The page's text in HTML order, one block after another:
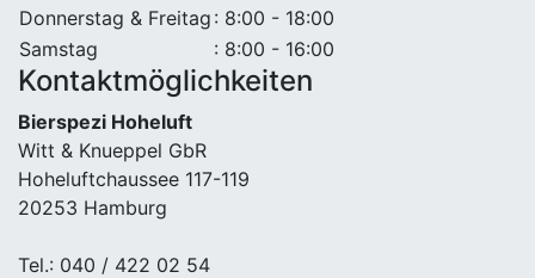
Donnerstag & Freitag : 8:00 - 18:00
Samstag
: 8:00 - 16:00
Kontaktmöglichkeiten
Bierspezi Hoheluft
Witt & Knueppel GbR
Hoheluftchaussee 117-119
20253 Hamburg
Tel.: 040 / 422 02 54